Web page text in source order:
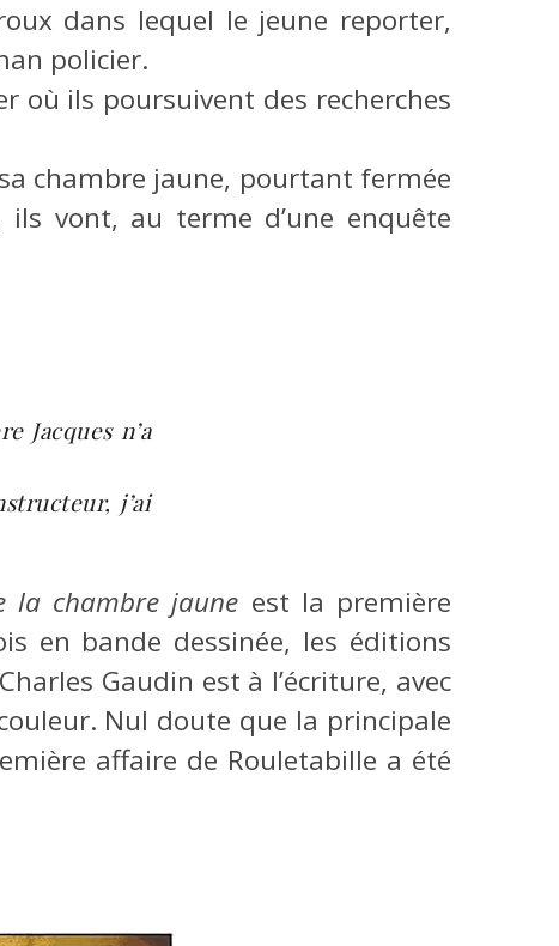
dans lequel le jeune reporter,
policier.
où ils poursuivent des recherches
chambre jaune, pourtant fermée
vont, au terme d’une enquête
Jacques n’a
j’ai
la chambre jaune est la première
en bande dessinée, les éditions
Gaudin est à l’écriture, avec
Nul doute que la principale
affaire de Rouletabille a été